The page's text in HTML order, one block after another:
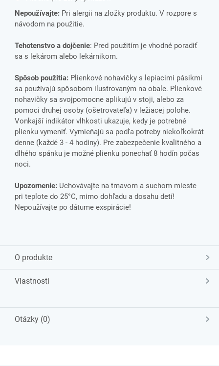
Nepoužívajte: Pri alergii na zložky produktu. V rozpore s
návodom na použitie.
Tehotenstvo a dojčenie: Pred použitím je vhodné poradiť
sa s lekárom alebo lekárnikom.
Spôsob použitia: Plienkové nohavičky s lepiacimi pásikmi
sa používajú spôsobom ilustrovaným na obale. Plienkové
nohavičky sa svojpomocne aplikujú v stoji, alebo za
pomoci druhej osoby (ošetrovateľa) v ležiacej polohe.
Vonkajší indikátor vlhkosti ukazuje, kedy je potrebné
plienku vymeniť. Vymieňajú sa podľa potreby niekoľkokrát
denne (každé 3 - 4 hodiny). Pre zabezpečenie kvalitného a
dlhého spánku je možné plienku ponechať 8 hodín počas
noci.
Upozornenie: Uchovávajte na tmavom a suchom mieste
pri teplote do 25°C, mimo dohľadu a dosahu detí!
Nepoužívajte po dátume exspirácie!
O produkte
Vlastnosti
Otázky (0)